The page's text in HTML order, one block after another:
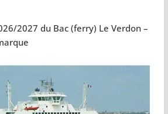
2027 du Bac (ferry) Le Verdon –